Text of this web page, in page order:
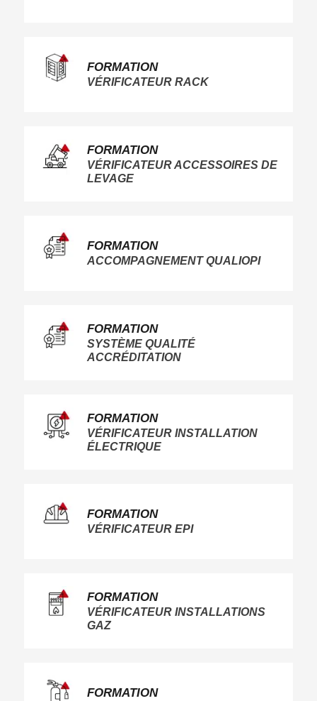
FORMATION
VÉRIFICATEUR RACK
FORMATION
VÉRIFICATEUR ACCESSOIRES DE
LEVAGE
FORMATION
ACCOMPAGNEMENT QUALIOPI
FORMATION
SYSTÈME QUALITÉ
ACCRÉDITATION
FORMATION
VÉRIFICATEUR INSTALLATION
ÉLECTRIQUE
FORMATION
VÉRIFICATEUR EPI
FORMATION
VÉRIFICATEUR INSTALLATIONS
GAZ
FORMATION